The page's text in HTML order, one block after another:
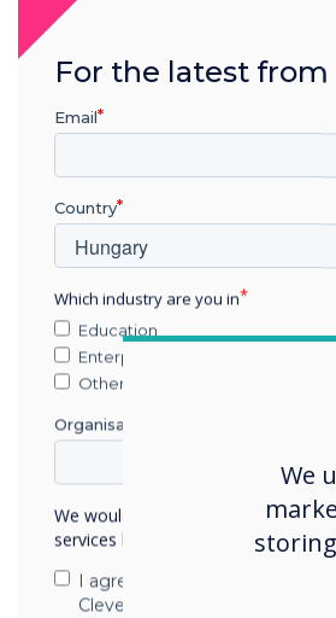
We
For the latest
Email
Country
Which industry are you in
Education
Enterprise
Other
Organisation Name
We would like to contact you
services by email, phone, or post.
I agree to receive
Clevertouch